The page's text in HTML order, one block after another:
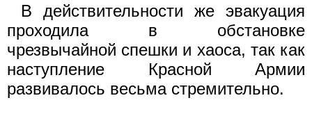
В действительности же эвакуация
проходила в обстановке
чрезвычайной спешки и хаоса, так как
наступление Красной Армии
развивалось весьма стремительно.